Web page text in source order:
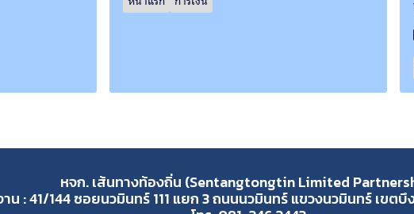
หจก. เส้นทางท้องถิ่น (Sentangtongtin Limited
น : 41/144 ซอยนวมินทร์ 111 แยก 3 ถนนนวมินทร์ แขวงนวมินทร์ เขต